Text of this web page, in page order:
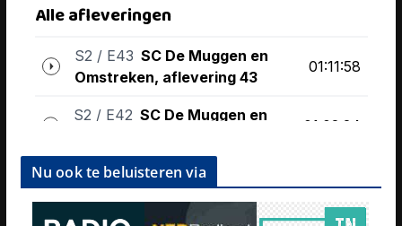
Nu ook te beluisteren via